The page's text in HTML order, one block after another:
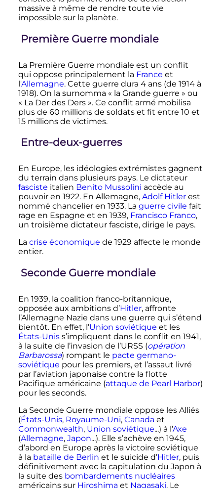
massive à même de rendre toute vie
impossible sur la planète.
Première Guerre mondiale
La Première Guerre mondiale est un conflit
qui oppose principalement la France et
l'Allemagne. Cette guerre dura 4 ans (de 1914 à
1918). On la surnomma « la Grande guerre » ou
« La Der des Ders ». Ce conflit armé mobilisa
plus de 60 millions de soldats et fit entre 10 et
15 millions de victimes.
Entre-deux-guerres
En Europe, les idéologies extrémistes gagnent
du terrain dans plusieurs pays. Le dictateur
fasciste italien Benito Mussolini accède au
pouvoir en 1922. En Allemagne, Adolf Hitlerest
nommé chancelier en 1933. La guerre civile fait
rage en Espagne et en 1939, Francisco Franco,
un troisième dictateur fasciste, dirige le pays.
La crise économique de 1929 affecte le monde
entier.
Seconde Guerre mondiale
En 1939, la coalition franco-britannique,
opposée aux ambitions d’Hitler, affronte
l’Allemagne Nazie dans une guerre qui s’étend
bientôt. En effet, l’Union soviétique et les
États-Uniss’impliquent dans le conflit en 1941,
à la suite de l’invasion de l’URSS (opération
Barbarossa) rompant le pacte germano-
soviétique pour les premiers, et l’assaut livré
par l’aviation japonaise contre la flotte
Pacifique américaine (attaque de Pearl Harbor)
pour les seconds.
La Seconde Guerre mondiale oppose les Alliés
(États-Unis, Royaume-Uni, Canada et
Commonwealth, Union soviétique...) à l’Axe
(Allemagne, Japon...). Elle s’achève en 1945,
d’abord en Europe après la victoire soviétique
à la bataille de Berlin et le suicide d’Hitler, puis
définitivement avec la capitulation du Japon à
la suite des bombardements nucléaires
américains sur Hiroshima et Nagasaki. Le